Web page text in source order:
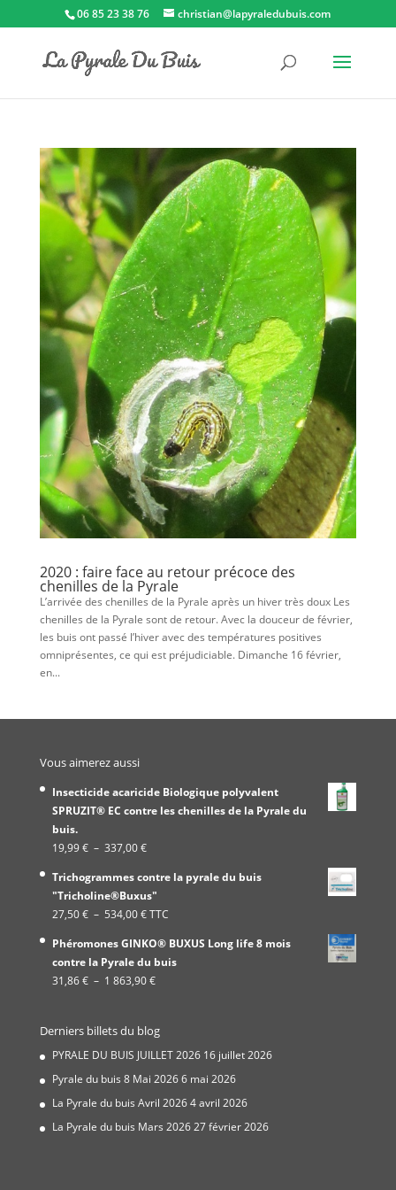
06 85 23 38 76 christian@lapyraledubuis.com
2020 : faire face au retour précoce des
chenilles de la Pyrale
L’arrivée des chenilles de la Pyrale après un hiver très doux Les
chenilles de la Pyrale sont de retour. Avec la douceur de février,
les buis ont passé l’hiver avec des températures positives
omniprésentes, ce qui est préjudiciable. Dimanche 16 février,
en...
Vous aimerez aussi
Insecticide acaricide Biologique polyvalent
SPRUZIT® EC contre les chenilles de la Pyrale du
buis.
19,99€ – 337,00€Plage
prix :
19,99 €
à
337,00 €
Trichogrammes contre la pyrale du buis
"Tricholine®Buxus"
27,50€ – 534,00€Plage
prix :
27,50 €
à
TTC
Phéromones GINKO® BUXUS Long life 8 mois
contre la Pyrale du buis
31,86€ – 1 863,90€Plage
31,86 €
à
1
Derniers billets du blog
PYRALE DU BUIS JUILLET 2026 16 juillet 2026
Pyrale du buis 8 Mai 20266 mai 2026
La Pyrale du buis Avril 20264 avril 2026
La Pyrale du buis Mars 202627 février 2026